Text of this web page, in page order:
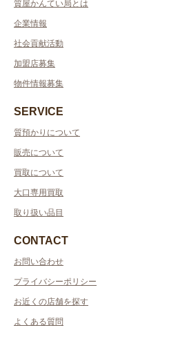
質屋かんてい局とは
企業情報
社会貢献活動
加盟店募集
物件情報募集
SERVICE
質預かりについて
販売について
買取について
大口専用買取
取り扱い品目
CONTACT
お問い合わせ
プライバシーポリシー
お近くの店舗を探す
よくある質問